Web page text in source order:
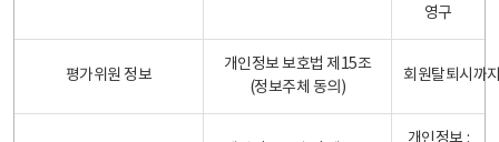
영구
평가위원 정보
개인정보 보호법 제15조
(정보주체 동의)
회원탈퇴시까
개인정보 :